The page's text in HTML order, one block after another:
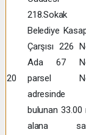
20
218.Sokak
Belediye
Çarşısı 226
Ada 67
parsel
adresinde
bulunan 33.00
alana